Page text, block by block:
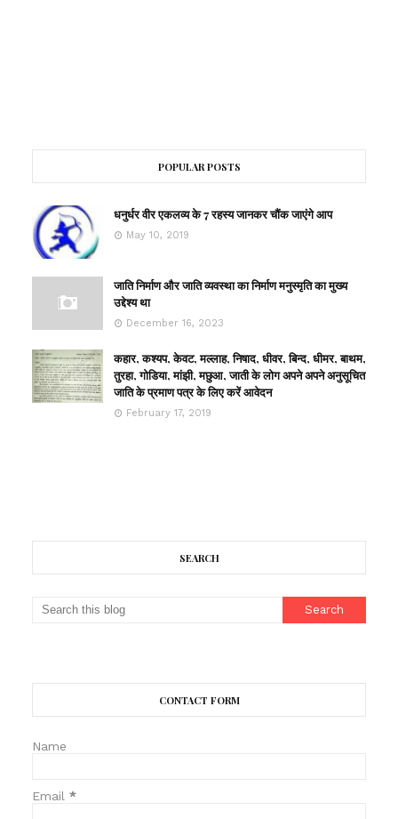
POPULAR POSTS
धनुर्धर वीर एकलव्य के 7 रहस्य जानकर चौंक जाएंगे आप
May 10, 2019
जाति निर्माण और जाति व्यवस्था का निर्माण मनुस्मृति का मुख्य
उद्देश्य था
December 16, 2023
कहार, कश्यप, केवट, मल्लाह, निषाद, धीवर, बिन्द, धीमर, बाथम,
तुरहा, गोडिया, मांझी, मछुआ, जाती के लोग अपने अपने अनुसूचित
जाति के प्रमाण पत्र के लिए करें आवेदन
February 17, 2019
SEARCH
CONTACT FORM
Name
Email *